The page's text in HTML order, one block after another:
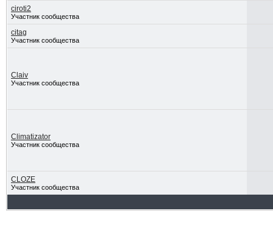
ciroti2
Участник сообщества
citag
Участник сообщества
Claiv
Участник сообщества
Climatizator
Участник сообщества
CLOZE
Участник сообщества